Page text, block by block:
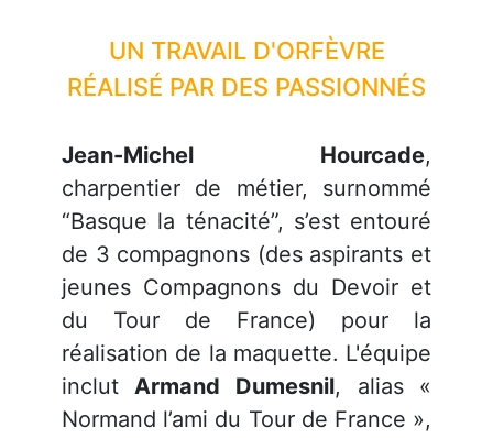
UN TRAVAIL D'ORFÈVRE
RÉALISÉ PAR DES PASSIONNÉS
Jean-Michel Hourcade,
charpentier de métier, surnommé
“Basque la ténacité”, s’est entouré
de 3 compagnons (des aspirants et
jeunes Compagnons du Devoir et
du Tour de France) pour la
réalisation de la maquette. L'équipe
inclutArmand Dumesnil, alias «
Normand l’ami du Tour de France »,